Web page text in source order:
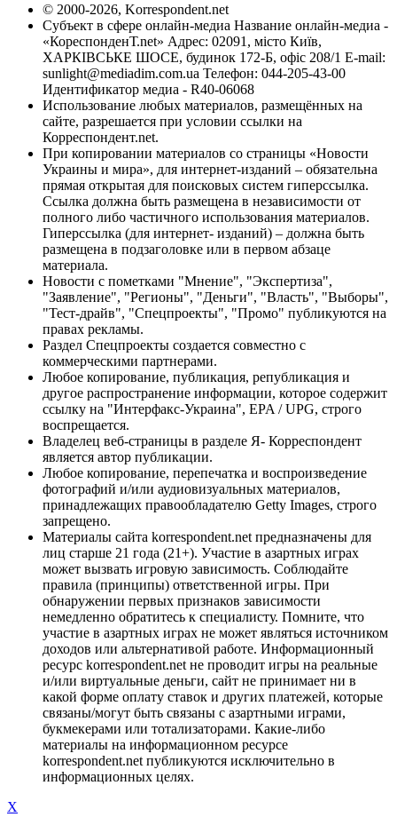
© 2000-2026, Korrespondent.net
Субъект в сфере онлайн-медиа Название онлайн-медиа -
«КореспонденТ.net» Адрес: 02091, місто Київ,
ХАРКІВСЬКЕ ШОСЕ, будинок 172-Б, офіс 208/1 E-mail:
sunlight@mediadim.com.ua Телефон: 044-205-43-00
Идентификатор медиа - R40-06068
Использование любых материалов, размещённых на
сайте, разрешается при условии ссылки на
Корреспондент.net.
При копировании материалов со страницы «Новости
Украины и мира», для интернет-изданий – обязательна
прямая открытая для поисковых систем гиперссылка.
Ссылка должна быть размещена в независимости от
полного либо частичного использования материалов.
Гиперссылка (для интернет- изданий) – должна быть
размещена в подзаголовке или в первом абзаце
материала.
Новости с пометками "Мнение", "Экспертиза",
"Заявление", "Регионы", "Деньги", "Власть", "Выборы",
"Тест-драйв", "Спецпроекты", "Промо" публикуются на
правах рекламы.
Раздел Спецпроекты создается совместно с
коммерческими партнерами.
Любое копирование, публикация, републикация и
другое распространение информации, которое содержит
ссылку на "Интерфакс-Украина", EPA / UPG, строго
воспрещается.
Владелец веб-страницы в разделе Я- Корреспондент
является автор публикации.
Любое копирование, перепечатка и воспроизведение
фотографий и/или аудиовизуальных материалов,
принадлежащих правообладателю Getty Images, строго
запрещено.
Материалы сайта korrespondent.net предназначены для
лиц старше 21 года (21+). Участие в азартных играх
может вызвать игровую зависимость. Соблюдайте
правила (принципы) ответственной игры. При
обнаружении первых признаков зависимости
немедленно обратитесь к специалисту. Помните, что
участие в азартных играх не может являться источником
доходов или альтернативой работе. Информационный
ресурс korrespondent.net не проводит игры на реальные
и/или виртуальные деньги, сайт не принимает ни в
какой форме оплату ставок и других платежей, которые
связаны/могут быть связаны с азартными играми,
букмекерами или тотализаторами. Какие-либо
материалы на информационном ресурсе
korrespondent.net публикуются исключительно в
информационных целях.
X